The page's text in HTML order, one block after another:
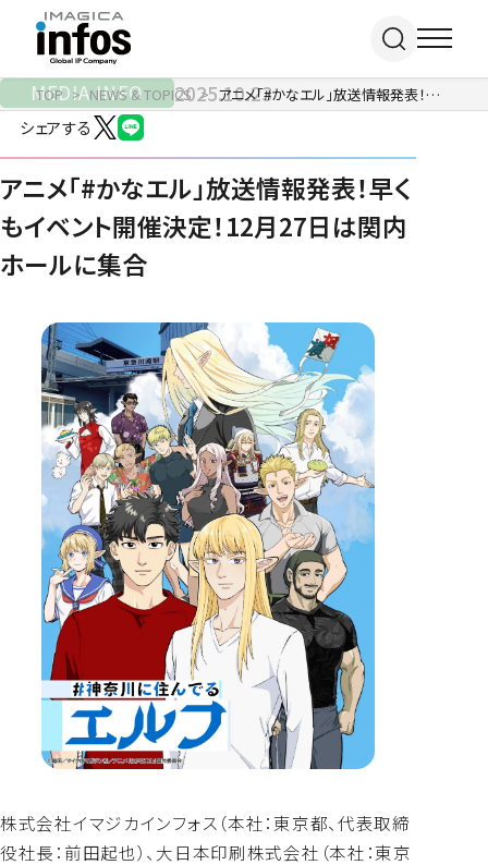
IP / MEDIA
事業紹介 TOP
出版事業
メディア事業
イベント事業／
配信事業
アパレル事業
COMPANY
会社情報 TOP
企業理念
会社概要
アクセス
沿革
RECRUIT
採用情報 TOP
新卒採用
中途・
アルバイト採用
よくあるご質問
ONLINE SHOP
TOP NEWS & TOPICS アニメ「#かなエル」放送情報発表！早くもイベント開催決定！12月27日は関内ホールに集合
MEDIA INFO 2025.10.23
シェアする
アニメ「#かなエル」放送情報発表！早く
もイベント開催決定！12月27日は関内
ホールに集合
株式会社イマジカインフォス（本社：東京都、代表取締
役社長： 前田起也）、大日本印刷株式会社（本社：東京